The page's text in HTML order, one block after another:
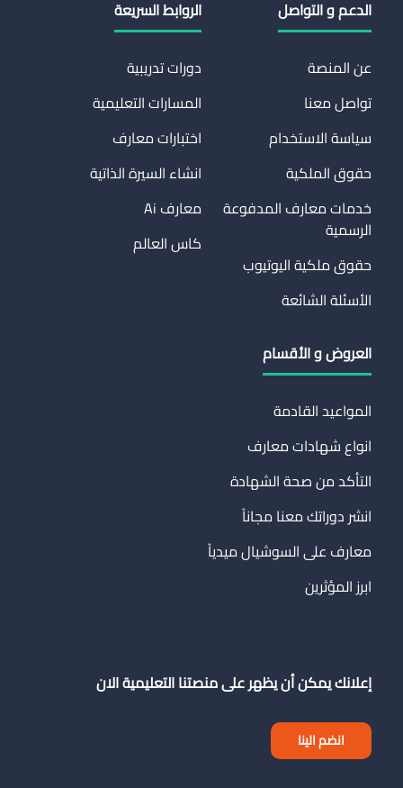
الدعم و التواصل
عن المنصة
تواصل معنا
سياسة الاستخدام
حقوق الملكية
خدمات معارف المدفوعة
الرسمية
حقوق ملكية اليوتيوب
الأسئلة الشائعة
الروابط السريعة
دورات تدريبية
المسارات التعليمية
اختبارات معارف
انشاء السيرة الذاتية
معارف Ai
كاس العالم
العروض و الأقسام
المواعيد القادمة
انواع شهادات معارف
التأكد من صحة الشهادة
انشر دوراتك معنا مجاناً
معارف على السوشيال ميدياً
ابرز المؤثرين
إعلانك يمكن أن يظهر على منصتنا التعليمية الان
انضم الينا